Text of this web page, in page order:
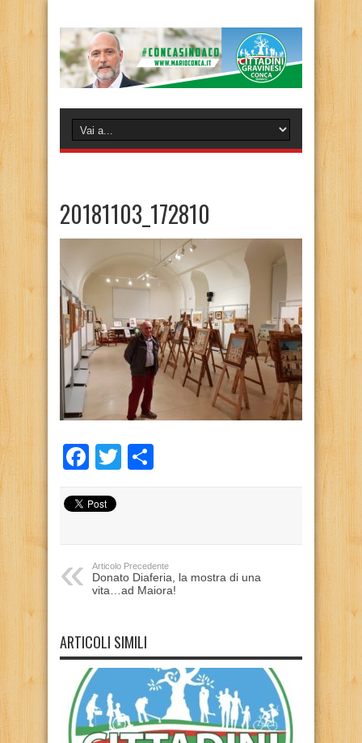
20181103_172810
Facebook
Twitter
Articolo Precedente
Donato Diaferia, la mostra di una
vita…ad Maiora!
ARTICOLI SIMILI